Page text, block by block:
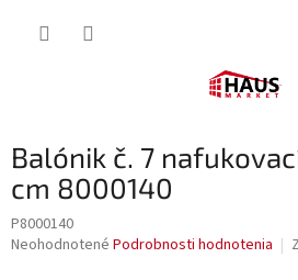
Balónik č. 7
cm 8000140
P8000140
Priemerné
Neohodnotené Podrobnosti hodnotenia